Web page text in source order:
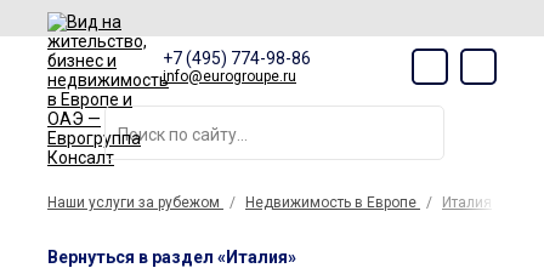
+7 (495) 774-98-86
info@eurogroupe.ru
Наши услуги за рубежом Недвижимость в Европе Италия
Вернуться в раздел «Италия»